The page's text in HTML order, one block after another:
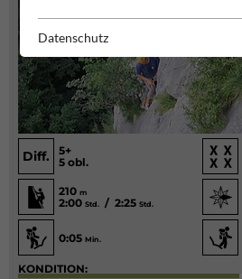
Diff.
5+
5 obl.
210 m
2:00 Std. / 2:25 Std.
0:05 Min.
KONDITION:
Datenschutz